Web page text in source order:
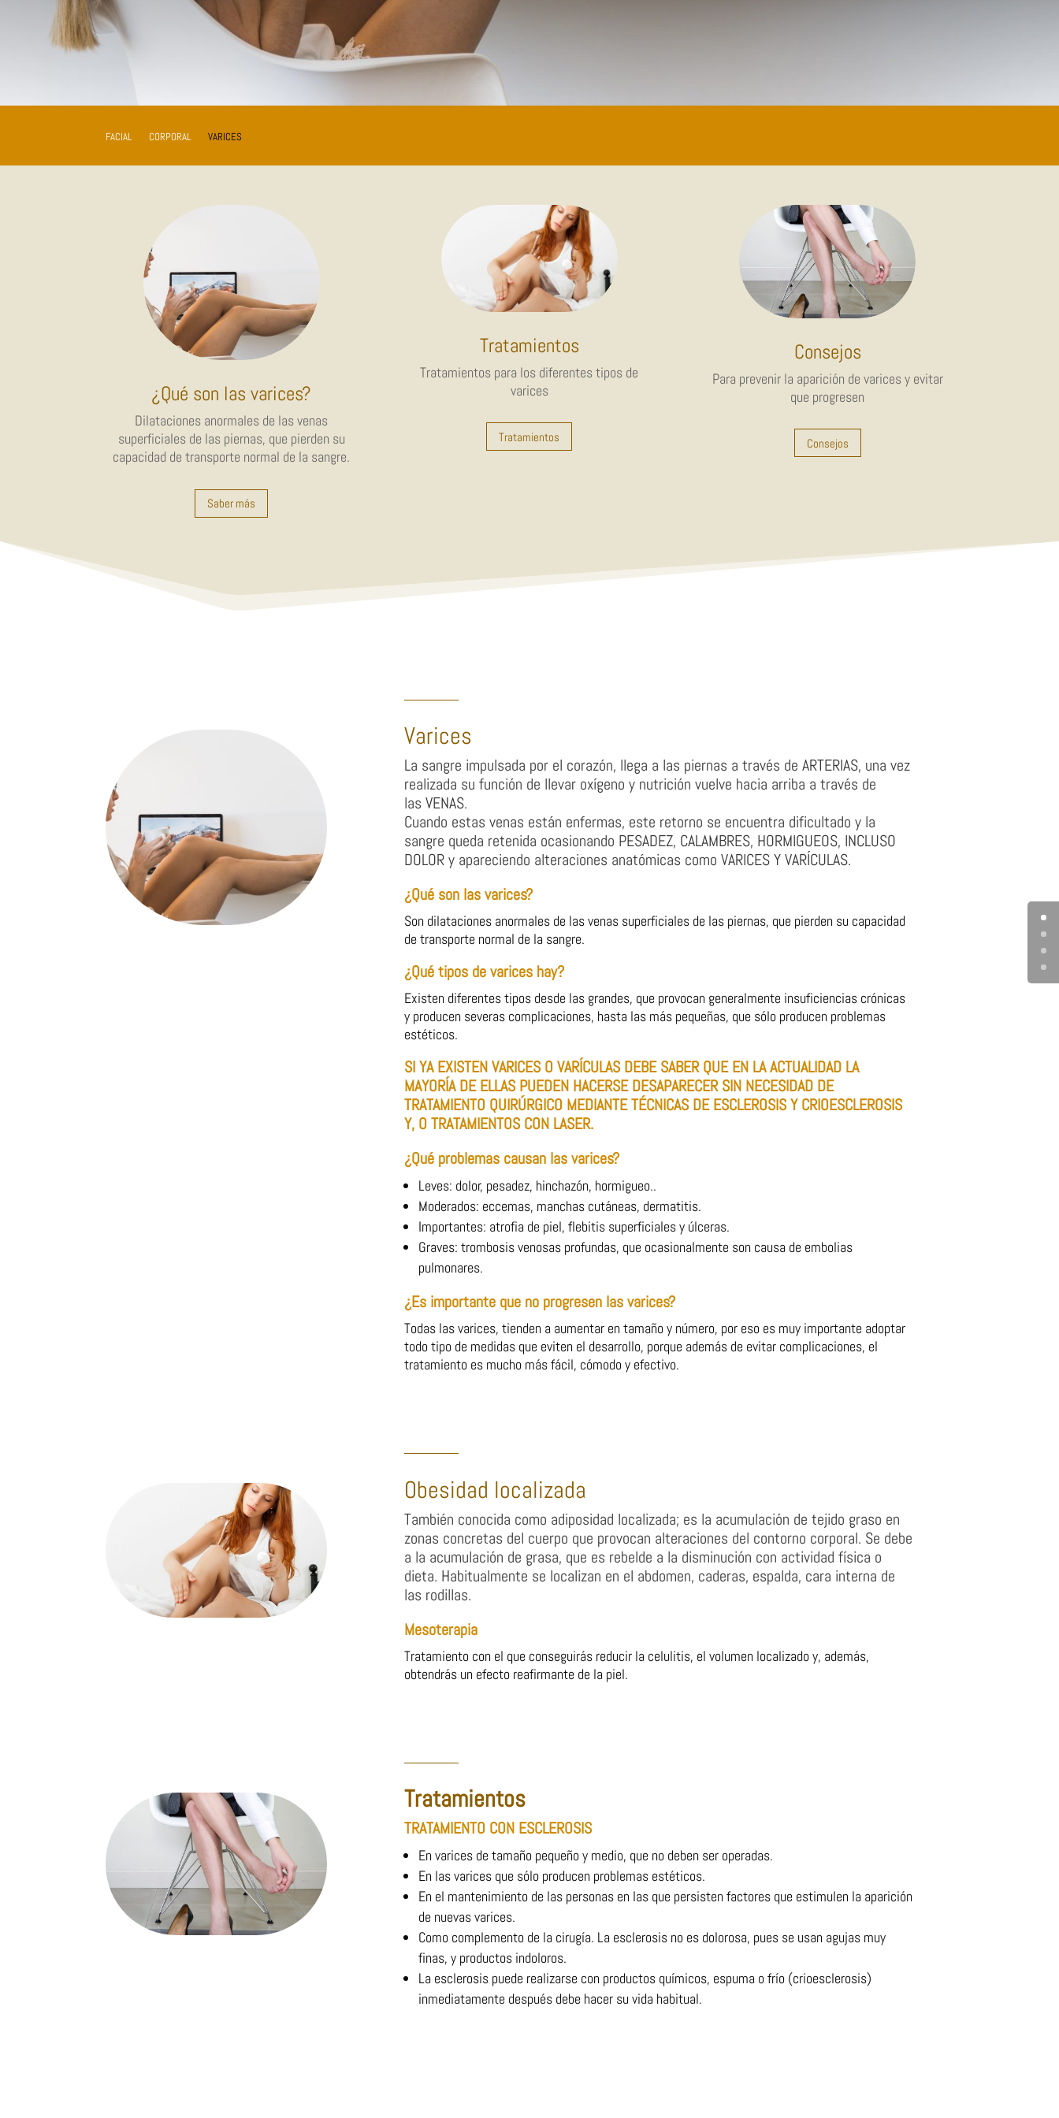
FACIAL CORPORAL VARICES
¿Qué son las varices?
Dilataciones anormales de las venas
superficiales de las piernas, que pierden su
capacidad de transporte normal de la sangre.
Saber más
Tratamientos
Tratamientos para los diferentes tipos de
varices
Tratamientos
Consejos
Para prevenir la aparición de varices y evitar
que progresen
Consejos
Varices
La sangre impulsada por el corazón, llega a las piernas a través de ARTERIAS, una vez
realizada su función de llevar oxígeno y nutrición vuelve hacia arriba a través de
las VENAS.
Cuando estas venas están enfermas, este retorno se encuentra dificultado y la
sangre queda retenida ocasionando PESADEZ, CALAMBRES, HORMIGUEOS, INCLUSO
DOLOR y apareciendo alteraciones anatómicas como VARICES Y VARÍCULAS.
¿Qué son las varices?
Son dilataciones anormales de las venas superficiales de las piernas, que pierden su capacidad
de transporte normal de la sangre.
¿Qué tipos de varices hay?
Existen diferentes tipos desde las grandes, que provocan generalmente insuficiencias crónicas
y producen severas complicaciones, hasta las más pequeñas, que sólo producen problemas
estéticos.
SI YA EXISTEN VARICES O VARÍCULAS DEBE SABER QUE EN LA ACTUALIDAD LA
MAYORÍA DE ELLAS PUEDEN HACERSE DESAPARECER SIN NECESIDAD DE
TRATAMIENTO QUIRÚRGICO MEDIANTE TÉCNICAS DE ESCLEROSIS Y CRIOESCLEROSIS
Y, O TRATAMIENTOS CON LASER.
¿Qué problemas causan las varices?
Leves: dolor, pesadez, hinchazón, hormigueo..
Moderados: eccemas, manchas cutáneas, dermatitis.
Importantes: atrofia de piel, flebitis superficiales y úlceras.
Graves: trombosis venosas profundas, que ocasionalmente son causa de embolias
pulmonares.
¿Es importante que no progresen las varices?
Todas las varices, tienden a aumentar en tamaño y número, por eso es muy importante adoptar
todo tipo de medidas que eviten el desarrollo, porque además de evitar complicaciones, el
tratamiento es mucho más fácil, cómodo y efectivo.
Obesidad localizada
También conocida como adiposidad localizada; es la acumulación de tejido graso en
zonas concretas del cuerpo que provocan alteraciones del contorno corporal. Se debe
a la acumulación de grasa, que es rebelde a la disminución con actividad física o
dieta. Habitualmente se localizan en el abdomen, caderas, espalda, cara interna de
las rodillas.
Mesoterapia
Tratamiento con el que conseguirás reducir la celulitis, el volumen localizado y, además,
obtendrás un efecto reafirmante de la piel.
Tratamientos
TRATAMIENTO CON ESCLEROSIS
En varices de tamaño pequeño y medio, que no deben ser operadas.
En las varices que sólo producen problemas estéticos.
En el mantenimiento de las personas en las que persisten factores que estimulen la aparición
de nuevas varices.
Como complemento de la cirugía. La esclerosis no es dolorosa, pues se usan agujas muy
finas, y productos indoloros.
La esclerosis puede realizarse con productos químicos, espuma o frío (crioesclerosis)
inmediatamente después debe hacer su vida habitual.